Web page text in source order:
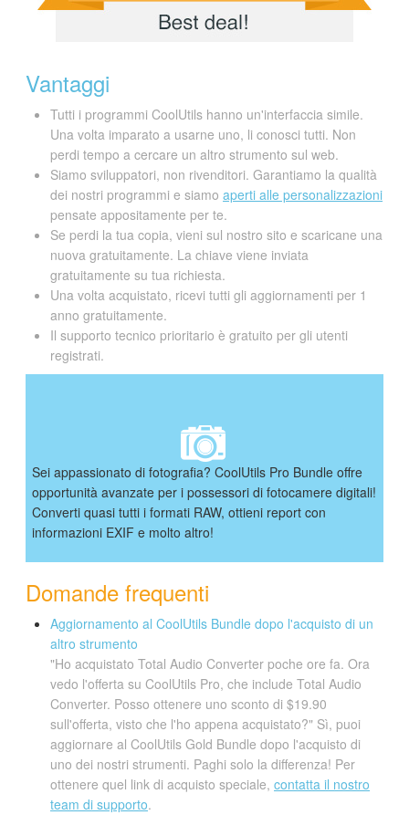
Vantaggi
Tutti i programmi CoolUtils hanno un'interfaccia simile.
Una volta imparato a usarne uno, li conosci tutti. Non
perdi tempo a cercare un altro strumento sul web.
Siamo sviluppatori, non rivenditori. Garantiamo la qualità
dei nostri programmi e siamoaperti alle personalizzazioni
pensate appositamente per te.
Se perdi la tua copia, vieni sul nostro sito e scaricane una
nuova gratuitamente. La chiave viene inviata
gratuitamente su tua richiesta.
Una volta acquistato, ricevi tutti gli aggiornamenti per 1
anno gratuitamente.
Il supporto tecnico prioritario è gratuito per gli utenti
registrati.
Sei appassionato di fotografia? CoolUtils Pro Bundle offre
opportunità avanzate per i possessori di fotocamere digitali!
Converti quasi tutti i formati RAW, ottieni report con
informazioni EXIF e molto altro!
Domande frequenti
Aggiornamento al CoolUtils Bundle dopo l'acquisto di un
altro strumento
"Ho acquistato Total Audio Converter poche ore fa. Ora
vedo l'offerta su CoolUtils Pro, che include Total Audio
Converter. Posso ottenere uno sconto di $19.90
sull'offerta, visto che l'ho appena acquistato?" Sì, puoi
aggiornare al CoolUtils Gold Bundle dopo l'acquisto di
uno dei nostri strumenti. Paghi solo la differenza! Per
ottenere quel link di acquisto speciale,contatta il nostro
team di supporto.